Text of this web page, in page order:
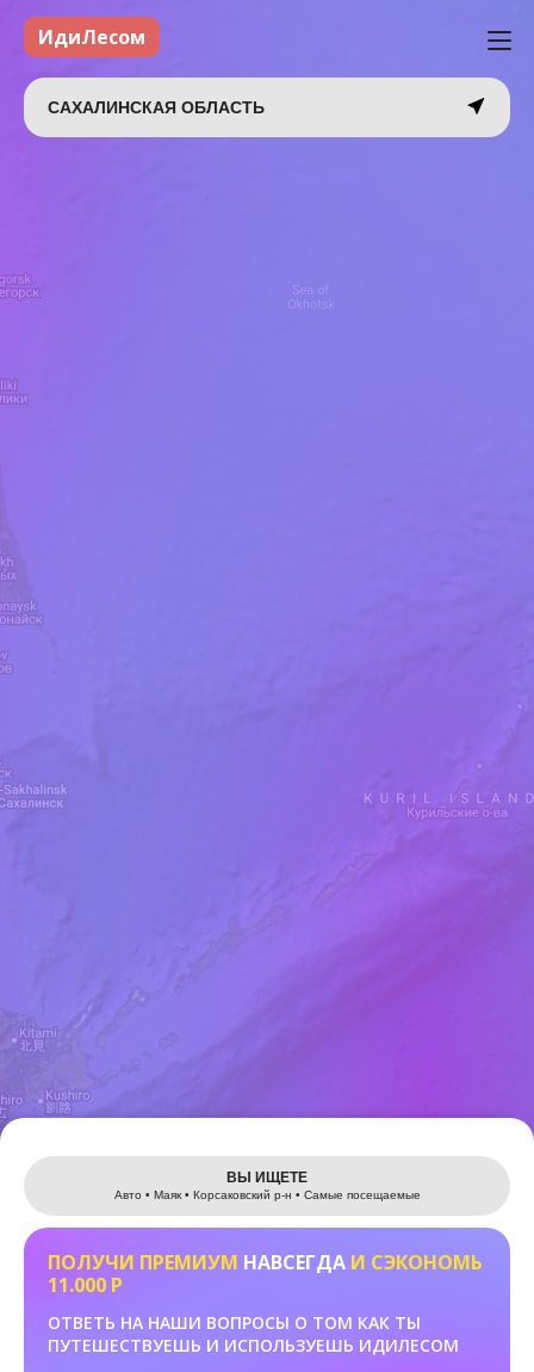
Leaflet
ИдиЛесом
САХАЛИНСКАЯ ОБЛАСТЬ
ВЫ ИЩЕТЕ
Авто • Маяк • Корсаковский р-н • Самые посещаемые
ПОЛУЧИ ПРЕМИУМ НАВСЕГДА И СЭКОНОМЬ
11.000 Р
ОТВЕТЬ НА НАШИ ВОПРОСЫ О ТОМ КАК ТЫ
ПУТЕШЕСТВУЕШЬ И ИСПОЛЬЗУЕШЬ ИДИЛЕСОМ